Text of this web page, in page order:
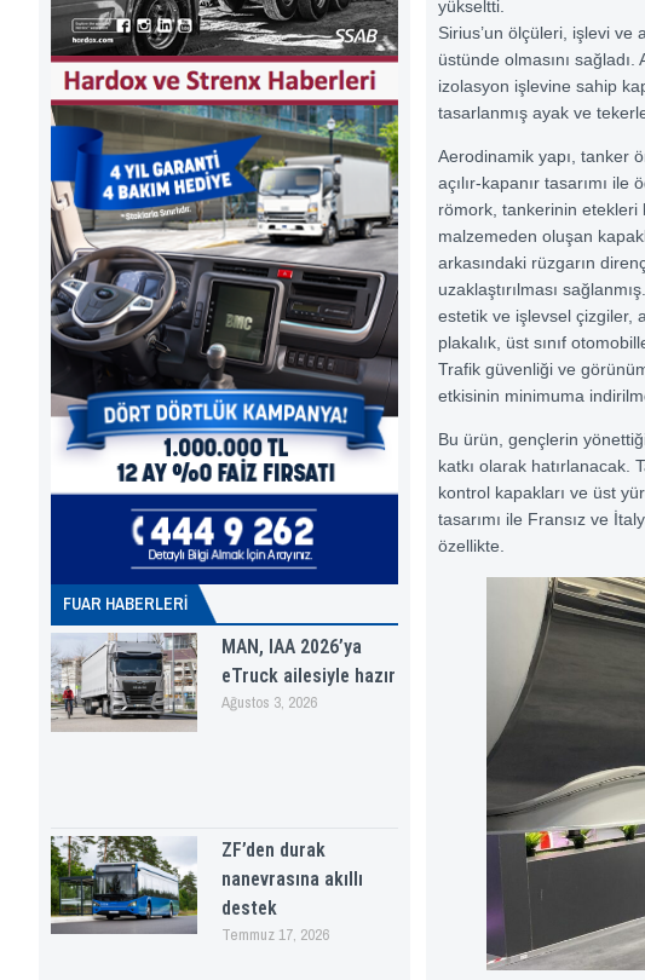
FUAR HABERLERI
MAN, IAA 2026’ya
eTruck ailesiyle hazır
Ağustos 3, 2026
ZF’den durak
nanevrasına akıllı
destek
Temmuz 17, 2026
yükseltti.
Sirius’un ölçüleri, işlevi ve
üstünde olmasını
izolasyon işlevine sahip
tasarlanmış ayak ve
Aerodinamik yapı, tanker
açılır-kapanır tasarımı ile
römork, tankerinin etekleri
malzemeden oluşan
arkasındaki rüzgarın
uzaklaştırılması
estetik ve işlevsel çizgiler,
plakalık, üst sınıf
Trafik güvenliği ve
etkisinin minimuma
Bu ürün, gençlerin
katkı olarak hatırlanacak.
kontrol kapakları ve üst
tasarımı ile Fransız ve
özellikte.